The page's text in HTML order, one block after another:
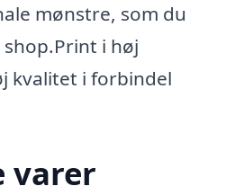
mønstre, som du
i høj
kvalitet i forbindel
varer